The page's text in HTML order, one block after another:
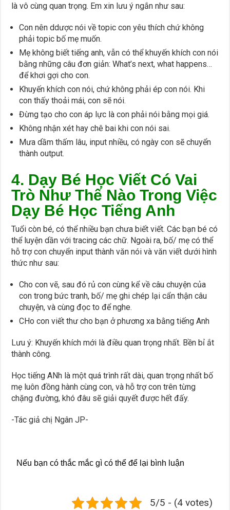
là vô cùng quan trọng. Em xin lưu ý ngắn như sau:
Con nên ddược nói về topic con yêu thích chứ không
phải topic bố mẹ muốn.
Mẹ không biết tiếng anh, vẫn có thể khuyến khích con nói
bằng những câu đơn giản: What’s next, what happens…
để khơi gợi cho con.
Khuyến khích con nói, chứ không phải ép con nói. Khi
con thấy thoải mái, con sẽ nói.
Đừng tạo cho con áp lực là con phải nói bằng mọi giá.
Không nhận xét hay chê bai khi con nói sai.
Mưa dầm thấm lâu, input nhiều, có ngày con sẽ chuyển
thành output.
4. Dạy Bé Học Viết Có Vai
Trò Như Thế Nào Trong Việc
Dạy Bé Học Tiếng Anh
Tuổi còn bé, có thể nhiều bạn chưa biết viết. Các bạn bé có
thể luyện dần với tracing các chữ. Ngoài ra, bố/ mẹ có thể
hỗ trợ con chuyển input thành văn nói và văn viết dưới hình
thức như sau:
Cho con vẽ, sau đó rủ con cùng kể về câu chuyện của
con trong bức tranh, bố/ mẹ ghi chép lại cẩn thận câu
chuyện, và cùng đọc to để nghe.
CHo con viết thư cho bạn ở phương xa bằng tiếng Anh
Lưu ý: Khuyến khích mới là điều quan trọng nhất. Bền bỉ ắt
thành công.
Học tiếng ANh là một quá trình rất dài, quan trọng nhất bố
mẹ luôn đồng hành cùng con, và hỗ trợ con trên từng
chặng đường, khó đâu sẽ giải quyết được hết đấy.
-Tác giả chị Ngân JP-
Nếu bạn có thắc mắc gì có thể để lại bình luận
5/5 - (4 votes)